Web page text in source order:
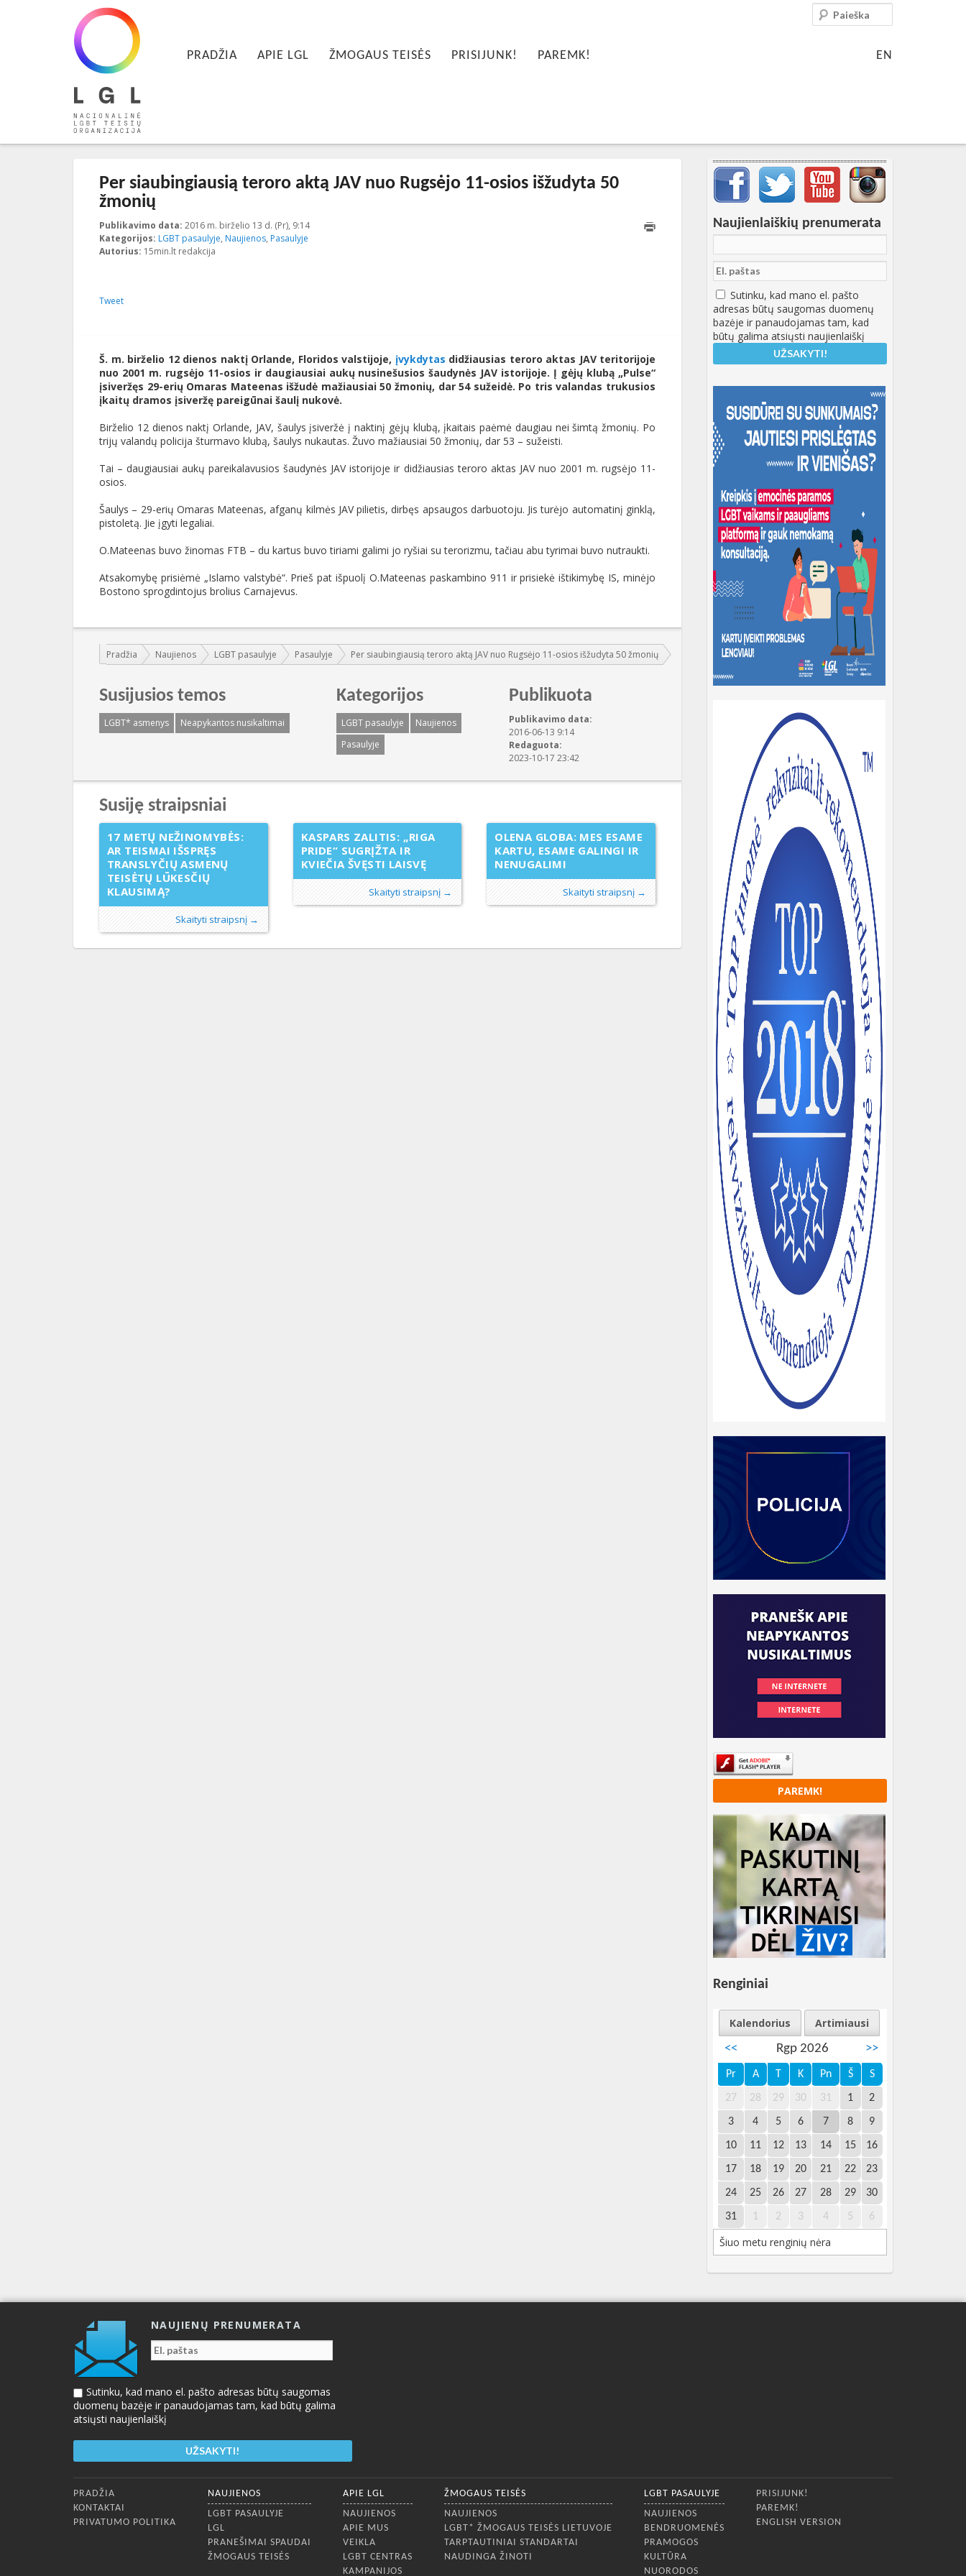
Nacionalinė LGBT teisių organizacija
PRADŽIA APIE LGL ŽMOGAUS TEISĖS PRISIJUNK! PAREMK! EN
Paieška
Per siaubingiausią teroro aktą JAV nuo Rugsėjo 11-osios išžudyta 50
žmonių
Publikavimo data: 2016 m. birželio 13 d. (Pr), 9:142023-10-17T23:42:24+00:00
Kategorijos: LGBT pasaulyje, Naujienos, Pasaulyje
Autorius: 15min.lt redakcija
Tweet
Š. m. birželio 12 dienos naktį Orlande, Floridos valstijoje, įvykdytas didžiausias teroro aktas JAV teritorijoje
nuo 2001 m. rugsėjo 11-osios ir daugiausiai aukų nusinešusios šaudynės JAV istorijoje. Į gėjų klubą „Pulse“
įsiveržęs 29-erių Omaras Mateenas išžudė mažiausiai 50 žmonių, dar 54 sužeidė. Po tris valandas trukusios
įkaitų dramos įsiveržę pareigūnai šaulį nukovė.
Birželio 12 dienos naktį Orlande, JAV, šaulys įsiveržė į naktinį gėjų klubą, įkaitais paėmė daugiau nei šimtą žmonių. Po
trijų valandų policija šturmavo klubą, šaulys nukautas. Žuvo mažiausiai 50 žmonių, dar 53 – sužeisti.
Tai – daugiausiai aukų pareikalavusios šaudynės JAV istorijoje ir didžiausias teroro aktas JAV nuo 2001 m. rugsėjo 11-
osios.
Šaulys – 29-erių Omaras Mateenas, afganų kilmės JAV pilietis, dirbęs apsaugos darbuotoju. Jis turėjo automatinį ginklą,
pistoletą. Jie įgyti legaliai.
O.Mateenas buvo žinomas FTB – du kartus buvo tiriami galimi jo ryšiai su terorizmu, tačiau abu tyrimai buvo nutraukti.
Atsakomybę prisiėmė „Islamo valstybė“. Prieš pat išpuolį O.Mateenas paskambino 911 ir prisiekė ištikimybę IS, minėjo
Bostono sprogdintojus brolius Carnajevus.
Jūs esate čia:
Pradžia Naujienos LGBT pasaulyje Pasaulyje Per siaubingiausią teroro aktą JAV nuo Rugsėjo 11-osios išžudyta 50 žmonių
Susijusios temos
LGBT* asmenys Neapykantos nusikaltimai
Kategorijos
LGBT pasaulyje
Naujienos
Pasaulyje
Publikuota
Publikavimo data:
2016-06-13 9:14
Redaguota:
2023-10-17 23:42
Susiję straipsniai
17 METŲ NEŽINOMYBĖS:
AR TEISMAI IŠSPRĘS
TRANSLYČIŲ ASMENŲ
TEISĖTŲ LŪKESČIŲ
KLAUSIMĄ?
Skaityti straipsnį →
KASPARS ZALITIS: „RIGA
PRIDE“ SUGRĮŽTA IR
KVIEČIA ŠVĘSTI LAISVĘ
Skaityti straipsnį →
OLENA GLOBA: MES ESAME
KARTU, ESAME GALINGI IR
NENUGALIMI
Skaityti straipsnį →
Svarbių įrašų meniu
Naujienlaiškių prenumerata
Sutinku, kad mano el. pašto
adresas būtų saugomas duomenų
bazėje ir panaudojamas tam, kad
būtų galima atsiųsti naujienlaiškį
PAREMK!
Renginiai
Kalendorius
Artimiausi
<<
Rgp 2026 >>
Pr A T K Pn Š S
27 28 29 30 31 1 2
3 4 5 6 7 8 9
10 11 12 13 14 15 16
17 18 19 20 21 22 23
24 25 26 27 28 29 30
31 1 2 3 4 5 6
Šiuo metu renginių nėra
NAUJIENŲ PRENUMERATA
Sutinku, kad mano el. pašto adresas būtų saugomas
duomenų bazėje ir panaudojamas tam, kad būtų galima
atsiųsti naujienlaiškį
Apatinis meniu
PRADŽIA
KONTAKTAI
PRIVATUMO POLITIKA
NAUJIENOS
LGBT PASAULYJE
LGL
PRANEŠIMAI SPAUDAI
ŽMOGAUS TEISĖS
APIE LGL
NAUJIENOS
APIE MUS
VEIKLA
LGBT CENTRAS
KAMPANIJOS
ŽMOGAUS TEISĖS
NAUJIENOS
LGBT* ŽMOGAUS TEISĖS LIETUVOJE
TARPTAUTINIAI STANDARTAI
NAUDINGA ŽINOTI
LGBT PASAULYJE
NAUJIENOS
BENDRUOMENĖS
PRAMOGOS
KULTŪRA
NUORODOS
PRISIJUNK!
PAREMK!
ENGLISH VERSION